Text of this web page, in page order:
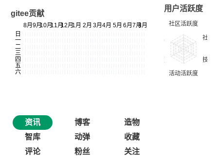
gitee贡献
用户活跃度
资讯 博客
造物
智库
动弹
收藏
评论
粉丝 关注